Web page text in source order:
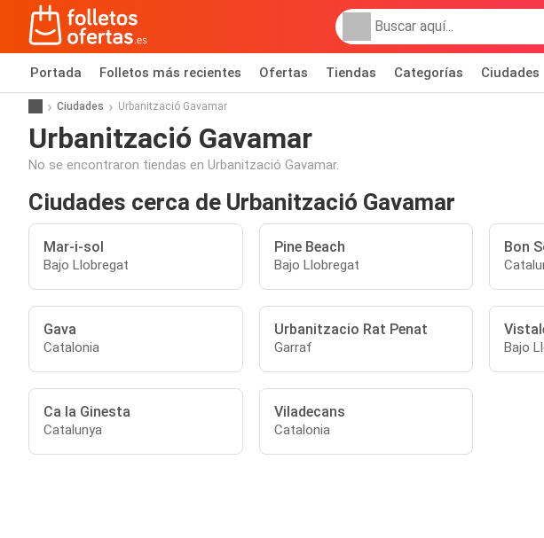
Portada Folletos más recientes Ofertas Tiendas Categorías Ciudades
Ciudades Urbanització Gavamar
Urbanització Gavamar
No se encontraron tiendas en Urbanització Gavamar.
Ciudades cerca de Urbanització Gavamar
Mar-i-sol
Bajo Llobregat
Pine Beach
Bajo Llobregat
Bon
Gava
Catalonia
Urbanitzacio Rat Penat
Garraf Bajo
Ca la Ginesta
Catalunya
Viladecans
Catalonia